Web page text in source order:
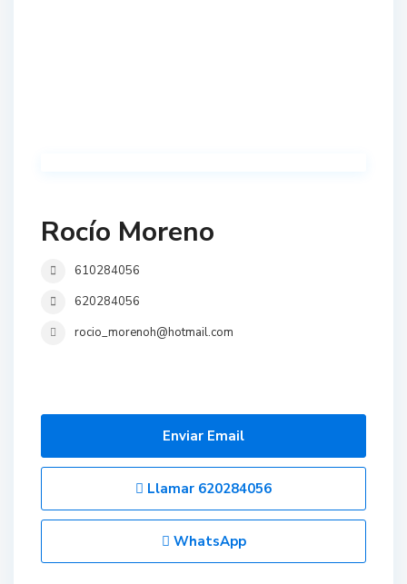
Rocío Moreno
610284056
620284056
rocio_morenoh@hotmail.com
Enviar Email
Llamar 620284056
WhatsApp